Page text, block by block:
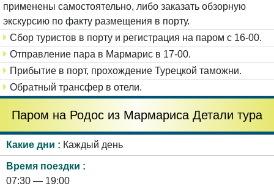
применены самостоятельно, либо заказать обзорную
экскурсию по факту размещения в порту.
Сбор туристов в порту и регистрация на паром с 16-00.
Отправление пара в Мармарис в 17-00.
Прибытие в порт, прохождение Турецкой таможни.
Обратный трансфер в отели.
Паром на Родос из Мармариса Детали тура
Какие дни Каждый день
Время поездки
07:30 — 19:00